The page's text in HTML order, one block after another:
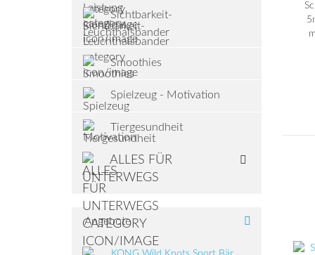
Sichtbarkeit-
Leuchthalsbander
Smoothies
Spielzeug - Motivation
Tiergesundheit
ALLES FÜR
UNTERWEGS
Angebote